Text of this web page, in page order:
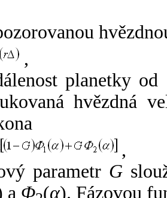
,
planetky od
hvězdná
,
parametr G
a Φ (α). Fázovou